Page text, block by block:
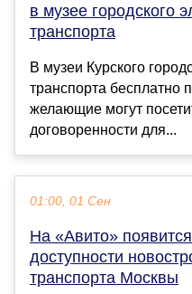
в музее городского
транспорта
В музеи Курского
транспорта бесплатно
желающие могут
договоренности для...
01:00, 01 Сен
На «Авито»
доступности
транспорта Москвы